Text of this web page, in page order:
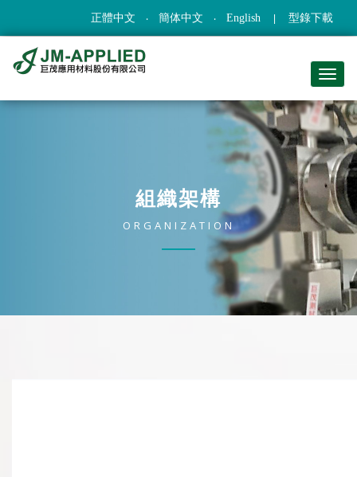
正體中文 簡体中文 English 型錄下載
組織架構
ORGANIZATION